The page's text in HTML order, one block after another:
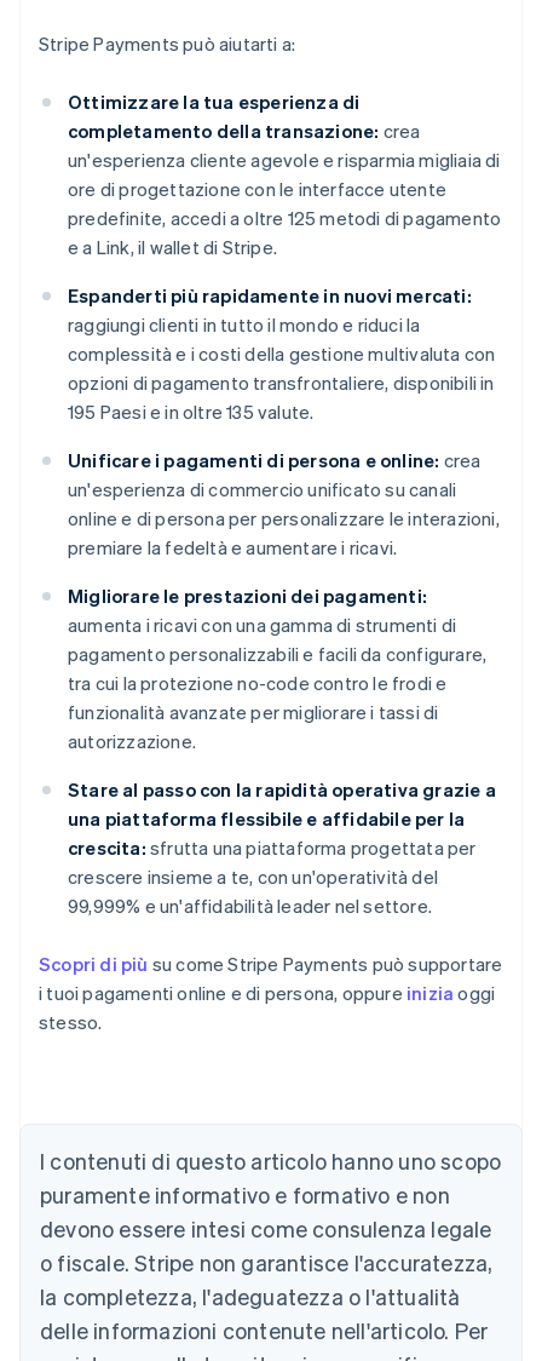
Stripe Payments può aiutarti a:
Ottimizzare la tua esperienza di
completamento della transazione: crea
un'esperienza cliente agevole e risparmia migliaia di
ore di progettazione con le interfacce utente
predefinite, accedi a oltre 125 metodi di pagamento
e a Link, il wallet di Stripe.
Espanderti più rapidamente in nuovi mercati:
raggiungi clienti in tutto il mondo e riduci la
complessità e i costi della gestione multivaluta con
opzioni di pagamento transfrontaliere, disponibili in
195 Paesi e in oltre 135 valute.
Unificare i pagamenti di persona e online: crea
un'esperienza di commercio unificato su canali
online e di persona per personalizzare le interazioni,
premiare la fedeltà e aumentare i ricavi.
Migliorare le prestazioni dei pagamenti:
aumenta i ricavi con una gamma di strumenti di
pagamento personalizzabili e facili da configurare,
tra cui la protezione no-code contro le frodi e
funzionalità avanzate per migliorare i tassi di
autorizzazione.
Stare al passo con la rapidità operativa grazie a
una piattaforma flessibile e affidabile per la
crescita: sfrutta una piattaforma progettata per
crescere insieme a te, con un'operatività del
99,999% e un'affidabilità leader nel settore.
Scopri di più su come Stripe Payments può supportare
i tuoi pagamenti online e di persona, oppure inizia oggi
stesso.
I contenuti di questo articolo hanno uno scopo
puramente informativo e formativo e non
devono essere intesi come consulenza legale
o fiscale. Stripe non garantisce l'accuratezza,
la completezza, l'adeguatezza o l'attualità
delle informazioni contenute nell'articolo. Per
Austria
Belgio
Nederlands FrançaisDeutschEnglish
Brasile
Português English
Bulgaria
English
Canada
EnglishFrançais